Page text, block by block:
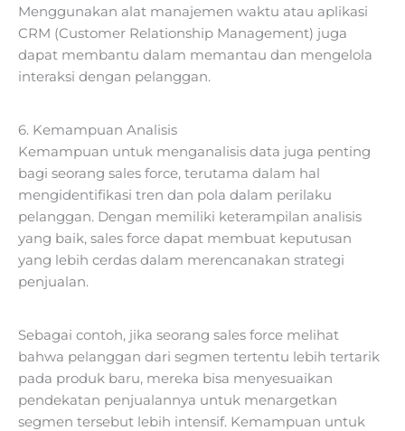
Menggunakan alat manajemen waktu atau aplikasi
CRM (Customer Relationship Management) juga
dapat membantu dalam memantau dan mengelola
interaksi dengan pelanggan.
6. Kemampuan Analisis
Kemampuan untuk menganalisis data juga penting
bagi seorang sales force, terutama dalam hal
mengidentifikasi tren dan pola dalam perilaku
pelanggan. Dengan memiliki keterampilan analisis
yang baik, sales force dapat membuat keputusan
yang lebih cerdas dalam merencanakan strategi
penjualan.
Sebagai contoh, jika seorang sales force melihat
bahwa pelanggan dari segmen tertentu lebih tertarik
pada produk baru, mereka bisa menyesuaikan
pendekatan penjualannya untuk menargetkan
segmen tersebut lebih intensif. Kemampuan untuk